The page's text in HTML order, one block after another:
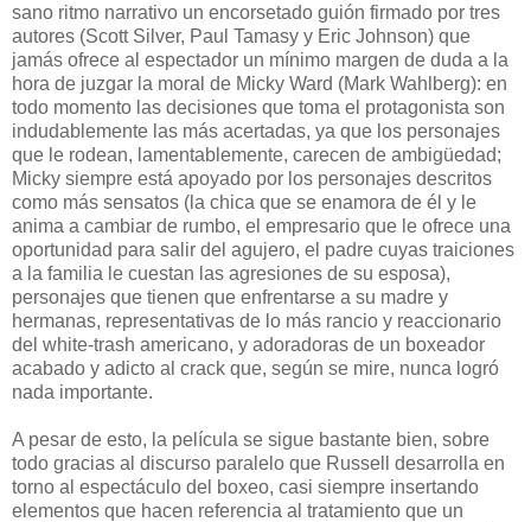
sano ritmo narrativo un encorsetado guión firmado por tres
autores (Scott Silver, Paul Tamasy y Eric Johnson) que
jamás ofrece al espectador un mínimo margen de duda a la
hora de juzgar la moral de Micky Ward (Mark Wahlberg): en
todo momento las decisiones que toma el protagonista son
indudablemente las más acertadas, ya que los personajes
que le rodean, lamentablemente, carecen de ambigüedad;
Micky siempre está apoyado por los personajes descritos
como más sensatos (la chica que se enamora de él y le
anima a cambiar de rumbo, el empresario que le ofrece una
oportunidad para salir del agujero, el padre cuyas traiciones
a la familia le cuestan las agresiones de su esposa),
personajes que tienen que enfrentarse a su madre y
hermanas, representativas de lo más rancio y reaccionario
del white-trash americano, y adoradoras de un boxeador
acabado y adicto al crack que, según se mire, nunca logró
nada importante.
A pesar de esto, la película se sigue bastante bien, sobre
todo gracias al discurso paralelo que Russell desarrolla en
torno al espectáculo del boxeo, casi siempre insertando
elementos que hacen referencia al tratamiento que un